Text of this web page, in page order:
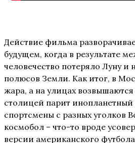
Действие фильма
будущем, когда в результате
человечество потеряло Луну и
полюсов Земли. Как итог, в
жара, а на улицах
столицей парит инопланетный
спортсмены с разных уголков
космобол – что-то вроде
версии американского